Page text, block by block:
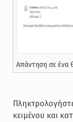
Απάντηση σε ένα
κειμένου και